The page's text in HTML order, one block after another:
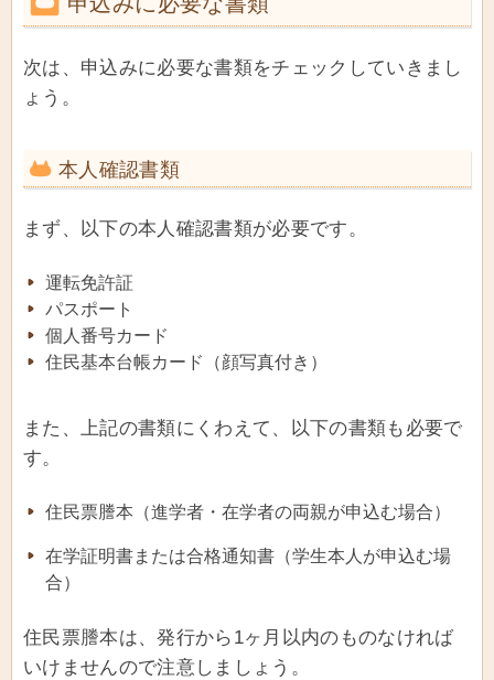
次は、申込みに必要な書類をチェックしていきまし
ょう。
本人確認書類
まず、以下の本人確認書類が必要です。
運転免許証
パスポート
個人番号カード
住民基本台帳カード（顔写真付き）
また、上記の書類にくわえて、以下の書類も必要で
す。
住民票謄本（進学者・在学者の両親が申込む場合）
在学証明書または合格通知書（学生本人が申込む場
合）
住民票謄本は、発行から1ヶ月以内のものなければ
いけませんので注意しましょう。